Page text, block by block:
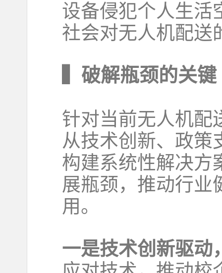
设备侵犯个人生活
社会对无人机配送
▍破解瓶颈的关键
针对当前无人机配
从技术创新、政策
构建系统性解决方
展瓶颈，推动行业
用。
一是技术创新驱动